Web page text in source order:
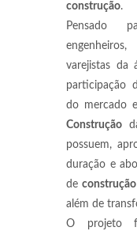
construção.
Pensado
varejistas da
participação
do mercado
Construção
possuem,
duração e
de
além de
O projeto